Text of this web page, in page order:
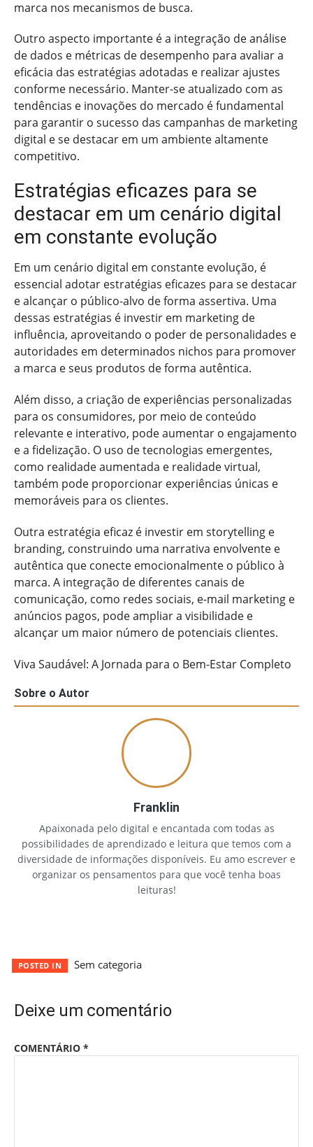
marca nos mecanismos de busca.
Outro aspecto importante é a integração de análise
de dados e métricas de desempenho para avaliar a
eficácia das estratégias adotadas e realizar ajustes
conforme necessário. Manter-se atualizado com as
tendências e inovações do mercado é fundamental
para garantir o sucesso das campanhas de marketing
digital e se destacar em um ambiente altamente
competitivo.
Estratégias eficazes para se
destacar em um cenário digital
em constante evolução
Em um cenário digital em constante evolução, é
essencial adotar estratégias eficazes para se destacar
e alcançar o público-alvo de forma assertiva. Uma
dessas estratégias é investir em marketing de
influência, aproveitando o poder de personalidades e
autoridades em determinados nichos para promover
a marca e seus produtos de forma autêntica.
Além disso, a criação de experiências personalizadas
para os consumidores, por meio de conteúdo
relevante e interativo, pode aumentar o engajamento
e a fidelização. O uso de tecnologias emergentes,
como realidade aumentada e realidade virtual,
também pode proporcionar experiências únicas e
memoráveis para os clientes.
Outra estratégia eficaz é investir em storytelling e
branding, construindo uma narrativa envolvente e
autêntica que conecte emocionalmente o público à
marca. A integração de diferentes canais de
comunicação, como redes sociais, e-mail marketing e
anúncios pagos, pode ampliar a visibilidade e
alcançar um maior número de potenciais clientes.
Viva Saudável: A Jornada para o Bem-Estar Completo
Sobre o Autor
Franklin
Apaixonada pelo digital e encantada com todas as
possibilidades de aprendizado e leitura que temos com a
diversidade de informações disponíveis. Eu amo escrever e
organizar os pensamentos para que você tenha boas
leituras!
POSTED IN Sem categoria
Deixe um comentário
COMENTÁRIO *